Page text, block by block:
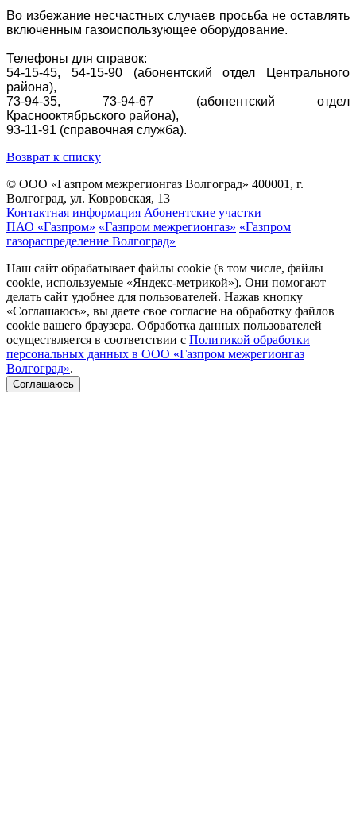
Во избежание несчастных случаев просьба не оставлять
включенным газоиспользующее оборудование.
Телефоны для справок:
54-15-45, 54-15-90 (абонентский отдел Центрального
района),
73-94-35, 73-94-67 (абонентский отдел
Краснооктябрьского района),
93-11-91 (справочная служба).
Возврат к списку
© ООО «Газпром межрегионгаз Волгоград» 400001, г.
Волгоград, ул. Ковровская, 13
Контактная информация Абонентские участки
ПАО «Газпром» «Газпром межрегионгаз» «Газпром
газораспределение Волгоград»
Наш сайт обрабатывает файлы cookie (в том числе, файлы
cookie, используемые «Яндекс-метрикой»). Они помогают
делать сайт удобнее для пользователей. Нажав кнопку
«Соглашаюсь», вы даете свое согласие на обработку файлов
cookie вашего браузера. Обработка данных пользователей
осуществляется в соответствии с Политикой обработки
персональных данных в ООО «Газпром межрегионгаз
Волгоград».
Соглашаюсь